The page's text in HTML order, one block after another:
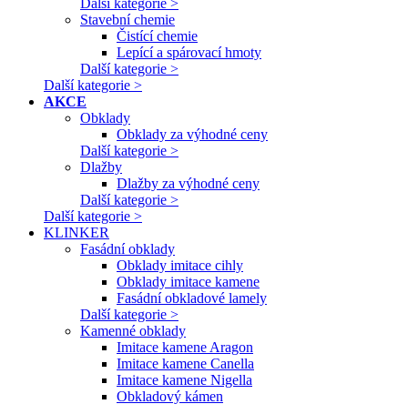
Další kategorie >
Stavební chemie
Čistící chemie
Lepící a spárovací hmoty
Další kategorie >
Další kategorie >
AKCE
Obklady
Obklady za výhodné ceny
Další kategorie >
Dlažby
Dlažby za výhodné ceny
Další kategorie >
Další kategorie >
KLINKER
Fasádní obklady
Obklady imitace cihly
Obklady imitace kamene
Fasádní obkladové lamely
Další kategorie >
Kamenné obklady
Imitace kamene Aragon
Imitace kamene Canella
Imitace kamene Nigella
Obkladový kámen